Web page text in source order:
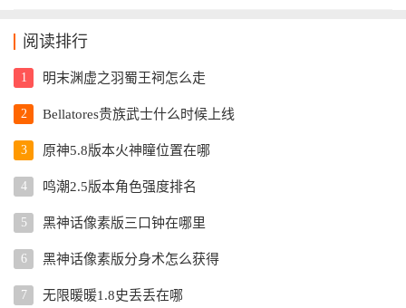
阅读排行
1 明末渊虚之羽蜀王祠怎么走
2 Bellatores贵族武士什么时候上线
3 原神5.8版本火神瞳位置在哪
4 鸣潮2.5版本角色强度排名
5 黑神话像素版三口钟在哪里
6 黑神话像素版分身术怎么获得
7 无限暖暖1.8史丢丢在哪